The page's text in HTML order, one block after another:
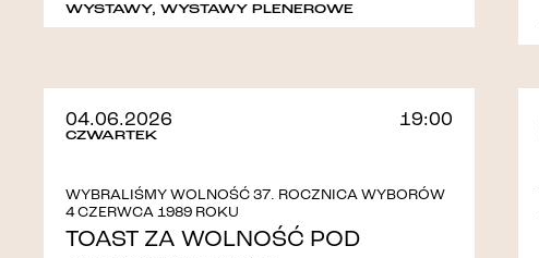
WYSTAWY, WYSTAWY PLENEROWE
04.06.2026
CZWARTEK
19:00
WYBRALIŚMY WOLNOŚĆ 37. ROCZNICA WYBORÓW
4 CZERWCA 1989 ROKU
TOAST ZA WOLNOŚĆ POD